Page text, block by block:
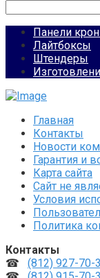
Панели
Лайтбоксы
Штендеры
Главная
Контакты
Новости
Гарантия и
Карта сайта
Сайт не
Условия
Политика
Контакты
☎ (812) 927-70-